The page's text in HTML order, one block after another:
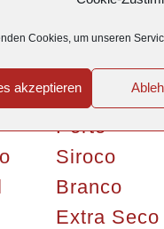
Cookies, um unseren
akzeptierenFonseca
Porto –
Siroco
Branco
Extra Seco